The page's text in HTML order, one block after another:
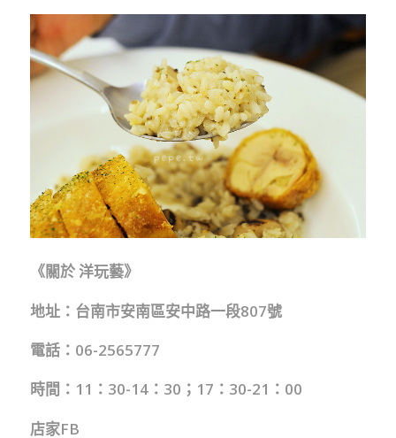
《關於 洋玩藝》
地址：台南市安南區安中路一段807號
電話：06-2565777
時間：11：30-14：30；17：30-21：00
店家FB